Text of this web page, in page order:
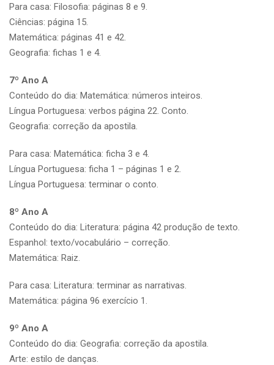
Para casa: Filosofia: páginas 8 e 9.
Ciências: página 15.
Matemática: páginas 41 e 42.
Geografia: fichas 1 e 4.
7º Ano A
Conteúdo do dia: Matemática: números inteiros.
Língua Portuguesa: verbos página 22. Conto.
Geografia: correção da apostila.
Para casa: Matemática: ficha 3 e 4.
Língua Portuguesa: ficha 1 – páginas 1 e 2.
Língua Portuguesa: terminar o conto.
8º Ano A
Conteúdo do dia: Literatura: página 42 produção de texto.
Espanhol: texto/vocabulário – correção.
Matemática: Raiz.
Para casa: Literatura: terminar as narrativas.
Matemática: página 96 exercício 1.
9º Ano A
Conteúdo do dia: Geografia: correção da apostila.
Arte: estilo de danças.